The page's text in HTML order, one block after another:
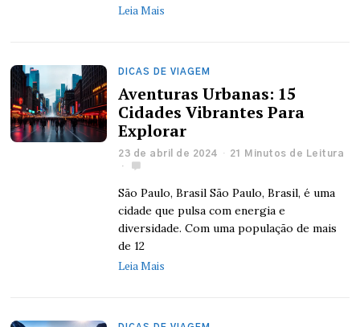
Leia Mais
DICAS DE VIAGEM
Aventuras Urbanas: 15
Cidades Vibrantes Para
Explorar
23 de abril de 2024 21 Minutos de Leitura
São Paulo, Brasil São Paulo, Brasil, é uma
cidade que pulsa com energia e
diversidade. Com uma população de mais
de 12
Leia Mais